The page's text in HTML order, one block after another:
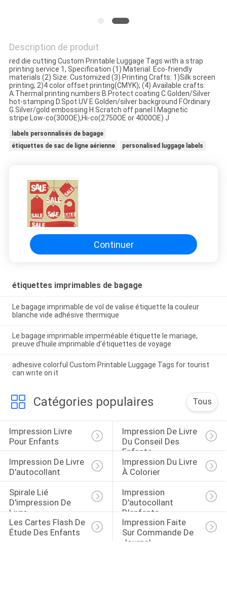
Description de produit
red die cutting Custom Printable Luggage Tags with a strap
printing service 1, Specification (1) Material: Eco-friendly
materials (2) Size: Customized (3) Printing Crafts: 1)Silk screen
printing; 2)4 color offset printing(CMYK); (4) Available crafts:
A.Thermal printing numbers B.Protect coating C.Golden/Silver
hot-stamping D.Spot UV E.Golden/silver background F.Ordinary
G.Silver/gold embossing H.Scratch off panel I.Magnetic
stripe:Low-co(300OE),Hi-co(2750OE or 4000OE) J
labels personnalisés de bagage
étiquettes de sac de ligne aérienne
personalised luggage labels
Continuer
étiquettes imprimables de bagage
Le bagage imprimable de vol de valise étiquette la couleur
blanche vide adhésive thermique
Le bagage imprimable imperméable étiquette le mariage,
preuve d'huile imprimable d'étiquettes de voyage
adhesive colorful Custom Printable Luggage Tags for tourist
can write on it
Catégories populaires Tous
Impression Livre
Pour Enfants
Impression De Livre
Du Conseil Des
Enfants
Impression De Livre
D'autocollant
Impression Du Livre
À Colorier
Spirale Lié
D'impression De
Livre
Impression
D'autocollant
D'enfants
Les Cartes Flash De
Étude Des Enfants
Impression Faite
Sur Commande De
Journal